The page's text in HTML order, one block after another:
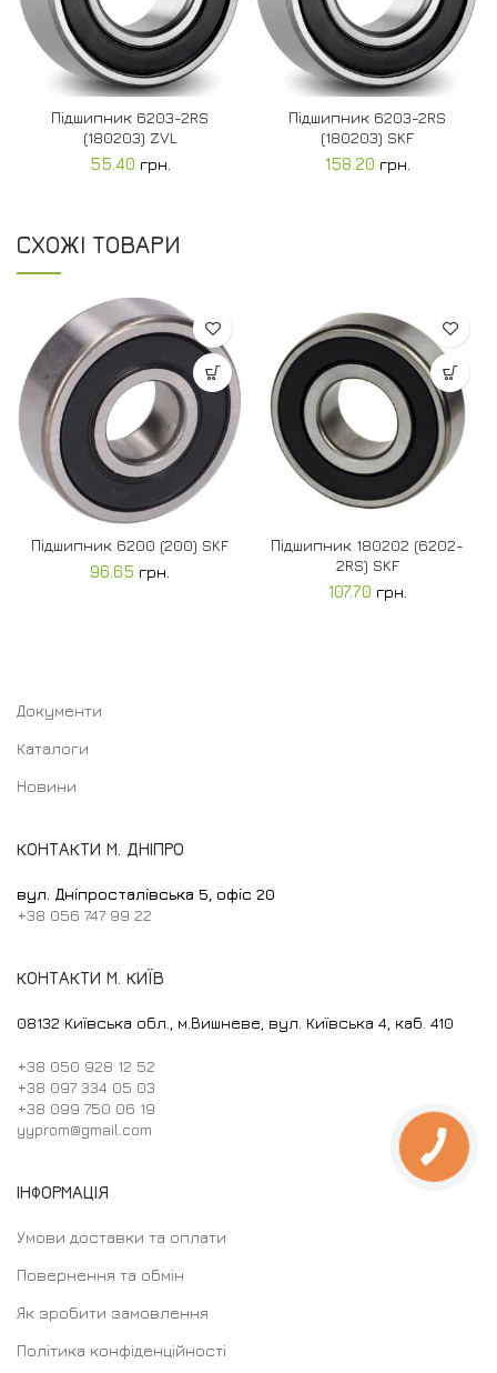
Підшипник 6203-2RS
(180203) ZVL
55.40 грн.
Підшипник 6203-2RS
(180203) SKF
158.20 грн.
СХОЖІ ТОВАРИ
Підшипник 6200 (200) SKF
96.65 грн.
Підшипник 180202 (6202-
2RS) SKF
107.70 грн.
Документи
Каталоги
Новини
КОНТАКТИ М. ДНІПРО
вул. Дніпросталівська 5, офіс 20
+38 056 747 99 22
КОНТАКТИ М. КИЇВ
08132 Київська обл., м.Вишневе, вул. Київська 4, каб. 410
+38 050 928 12 52
+38 097 334 05 03
+38 099 750 06 19
yyprom@gmail.com
ІНФОРМАЦІЯ
Умови доставки та оплати
Повернення та обмін
Як зробити замовлення
Політика конфіденційності
КНОПКА
ЗВ'ЯЗКУ